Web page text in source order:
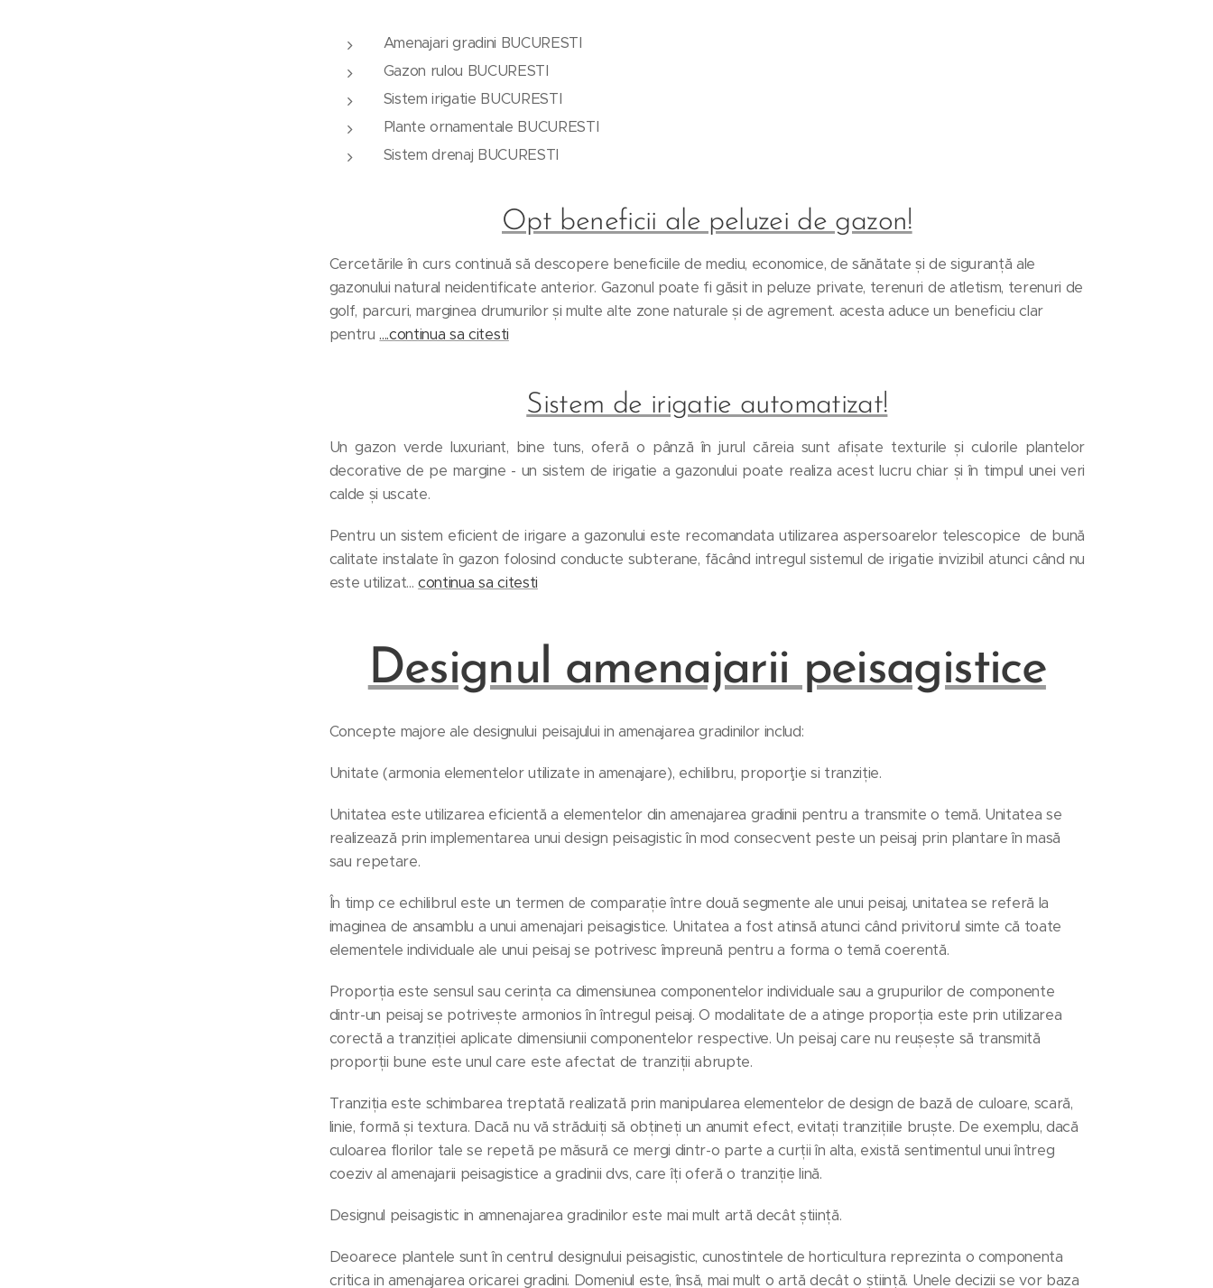
Amenajari gradini BUCURESTI
Gazon rulou BUCURESTI
Sistem irigatie BUCURESTI
Plante ornamentale BUCURESTI
Sistem drenaj BUCURESTI
Opt beneficii ale peluzei de gazon!
Cercetările în curs continuă să descopere beneficiile de mediu, economice, de sănătate și de siguranță ale
gazonului natural neidentificate anterior. Gazonul poate fi găsit in peluze private, terenuri de atletism, terenuri de
golf, parcuri, marginea drumurilor și multe alte zone naturale și de agrement. acesta aduce un beneficiu clar
pentru ....continua sa citesti
Sistem de irigatie automatizat!
Un gazon verde luxuriant, bine tuns, oferă o pânză în jurul căreia sunt afișate texturile și culorile plantelor
decorative de pe margine - un sistem de irigatie a gazonului poate realiza acest lucru chiar și în timpul unei veri
calde și uscate.
Pentru un sistem eficient de irigare a gazonului este recomandata utilizarea aspersoarelor telescopice de bună
calitate instalate în gazon folosind conducte subterane, făcând intregul sistemul de irigatie invizibil atunci când nu
este utilizat...continua sa citesti
Designul amenajarii peisagistice
Concepte majore ale designului peisajului in amenajarea gradinilor includ:
Unitate (armonia elementelor utilizate in amenajare), echilibru, proporţie si tranziție.
Unitatea este utilizarea eficientă a elementelor din amenajarea gradinii pentru a transmite o temă. Unitatea se
realizează prin implementarea unui design peisagistic în mod consecvent peste un peisaj prin plantare în masă
sau repetare.
În timp ce echilibrul este un termen de comparație între două segmente ale unui peisaj, unitatea se referă la
imaginea de ansamblu a unui amenajari peisagistice. Unitatea a fost atinsă atunci când privitorul simte că toate
elementele individuale ale unui peisaj se potrivesc împreună pentru a forma o temă coerentă.
Proporția este sensul sau cerința ca dimensiunea componentelor individuale sau a grupurilor de componente
dintr-un peisaj se potrivește armonios în întregul peisaj. O modalitate de a atinge proporția este prin utilizarea
corectă a tranziției aplicate dimensiunii componentelor respective. Un peisaj care nu reușește să transmită
proporții bune este unul care este afectat de tranziții abrupte.
Tranziția este schimbarea treptată realizată prin manipularea elementelor de design de bază de culoare, scară,
linie, formă și textura. Dacă nu vă străduiți să obțineți un anumit efect, evitați tranzițiile bruște. De exemplu, dacă
culoarea florilor tale se repetă pe măsură ce mergi dintr-o parte a curții în alta, există sentimentul unui întreg
coeziv al amenajarii peisagistice a gradinii dvs, care îți oferă o tranziție lină.
Designul peisagistic in amnenajarea gradinilor este mai mult artă decât știință.
Deoarece plantele sunt în centrul designului peisagistic, cunostintele de horticultura reprezinta o componenta
critica in amenajarea oricarei gradini. Domeniul este, însă, mai mult o artă decât o știință. Unele decizii se vor baza